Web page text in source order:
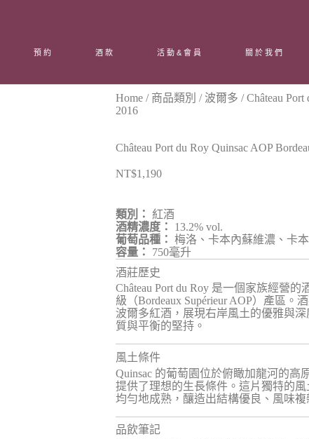
預約 酒款 活動&會員 關於我們
Home / 商品類別 / 波爾多 / Château Port
2016
Château Port du Roy Quinsac AOP
NT$1,190
類別：
紅酒
酒精濃度：
13.2% vol.
葡萄品種： 梅洛、卡本內蘇維濃、卡
容量：
750毫升
酒莊歷史
Château Port du Roy 是一個家族經營
級（Bordeaux Supérieur AOP）產區
波爾多紅酒，展現右岸風土的優雅與
質與平衡的堅持。
風土條件
Quinsac 的葡萄園位於俯瞰加龍河的
提供了理想的生長條件。這片獨特的
均勻地成熟，釀造出結構優良、風味複
品飲筆記